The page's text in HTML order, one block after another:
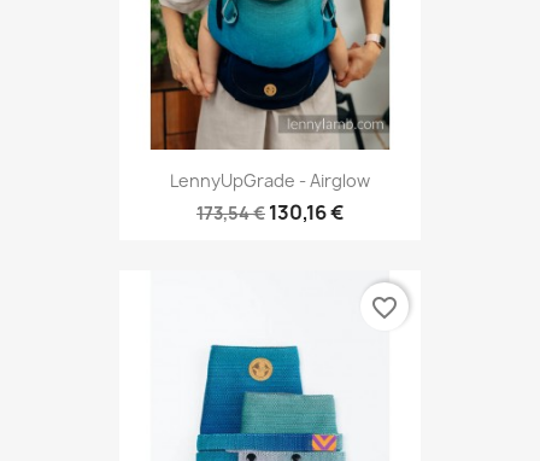
LennyUpGrade - Airglow
173,54 € 130,16 €
favorite_border